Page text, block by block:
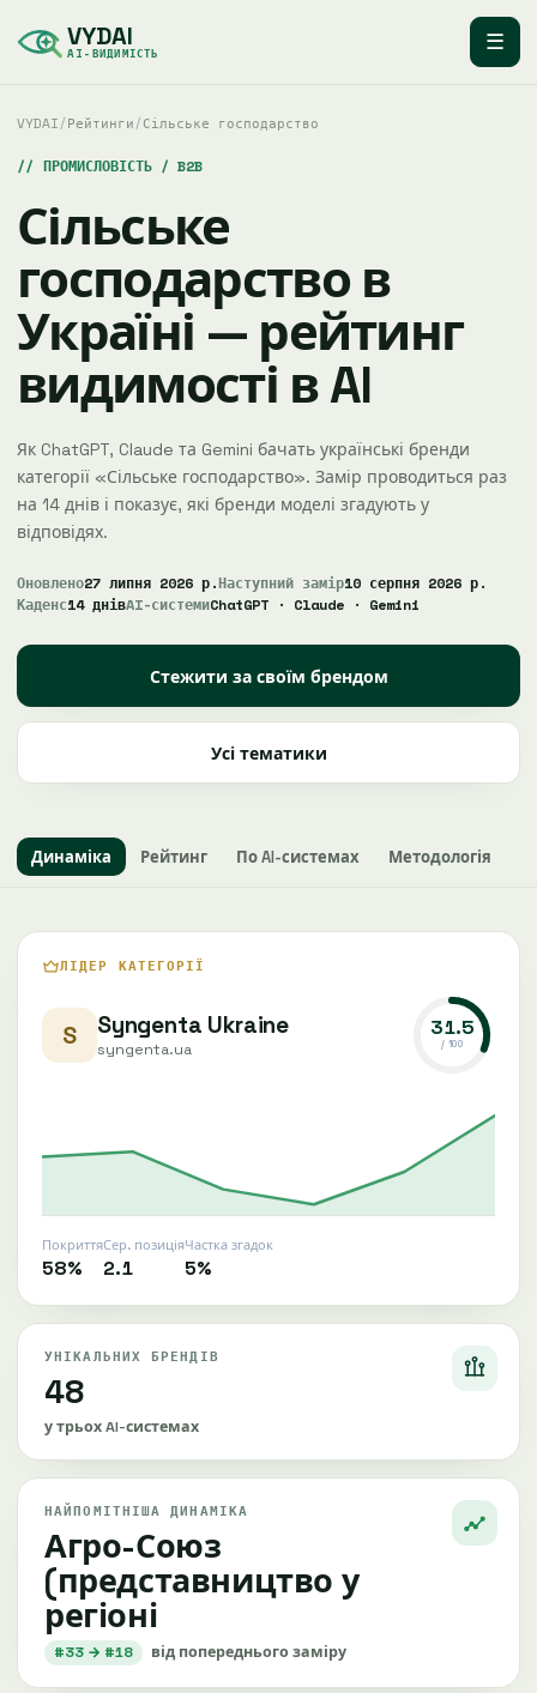
VYDAI
AI-ВИДИМІСТЬ ☰
VYDAI/Рейтинги/Сільське господарство
ПРОМИСЛОВІСТЬ / B2B
Сільське
господарство в
Україні — рейтинг
видимості в AI
Як ChatGPT, Claude та Gemini бачать українські бренди
категорії «Сільське господарство». Замір проводиться раз
на 14 днів і показує, які бренди моделі згадують у
відповідях.
Оновлено27 липня 2026 р.Наступний замір10 серпня 2026 р.
Каденс14 днівAI-системиChatGPT · Claude · Gemini
Стежити за своїм брендом
Усі тематики
Динаміка Рейтинг По AI-системах Методологія
ЛІДЕР КАТЕГОРІЇ
S Syngenta Ukraine
syngenta.ua
31.5
/ 100
Покриття
58%
Сер. позиція
2.1
Частка згадок
5%
УНІКАЛЬНИХ БРЕНДІВ
48
у трьох AI-системах
НАЙПОМІТНІША ДИНАМІКА
Агро-Союз
(представництво у
регіоні
#33 → #18 від попереднього заміру